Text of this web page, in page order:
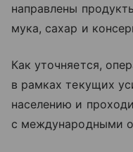
направлены
мука, сахар и
Как уточняется,
в рамках текущих
населению и
с международными